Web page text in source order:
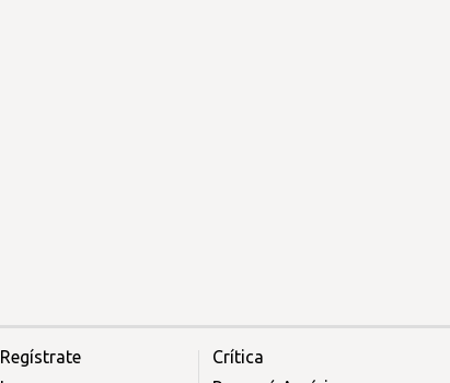
Regístrate
Crítica